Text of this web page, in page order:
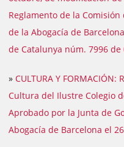
Reglamento de la
de la Abogacía de
de Catalunya núm. 7996 de
» CULTURA Y
Cultura del Ilustre Colegio
Aprobado por la Junta de
Abogacía de Barcelona el